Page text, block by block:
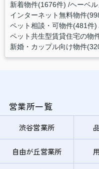
新着物件(1676件) ヘーベ
インターネット無料物件
ペット相談・可物件(481件)
ペット共生型賃貸住宅の物
新婚・カップル向け物件
営業所一覧
渋谷営業所
自由が丘営業所